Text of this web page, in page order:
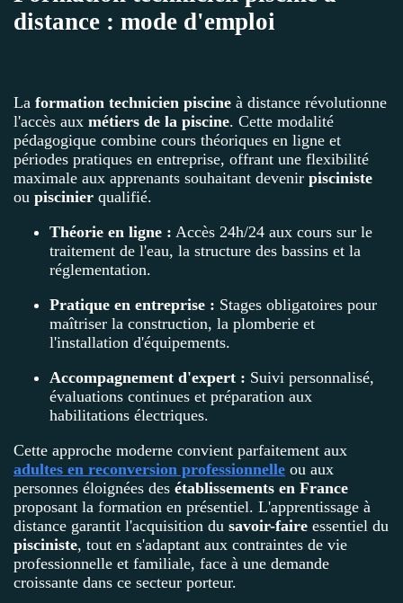
distance : mode d'emploi
La formation technicien piscine à distance révolutionne
l'accès aux métiers de la piscine. Cette modalité
pédagogique combine cours théoriques en ligne et
périodes pratiques en entreprise, offrant une flexibilité
maximale aux apprenants souhaitant devenir pisciniste
ou piscinier qualifié.
Théorie en ligne : Accès 24h/24 aux cours sur le
traitement de l'eau, la structure des bassins et la
réglementation.
Pratique en entreprise : Stages obligatoires pour
maîtriser la construction, la plomberie et
l'installation d'équipements.
Accompagnement d'expert : Suivi personnalisé,
évaluations continues et préparation aux
habilitations électriques.
Cette approche moderne convient parfaitement aux
adultes en reconversion professionnelle ou aux
personnes éloignées des établissements en France
proposant la formation en présentiel. L'apprentissage à
distance garantit l'acquisition du savoir-faire essentiel du
pisciniste, tout en s'adaptant aux contraintes de vie
professionnelle et familiale, face à une demande
croissante dans ce secteur porteur.